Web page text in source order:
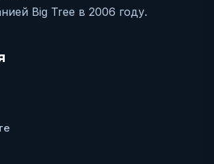
Big Tree в 2006 году.